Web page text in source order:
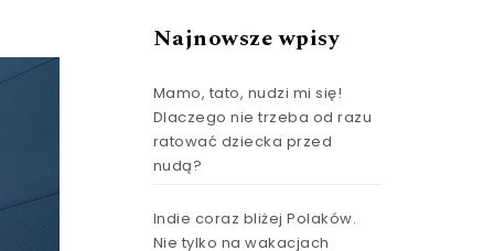
Najnowsze wpisy
Mamo, tato, nudzi mi się!
Dlaczego nie trzeba od razu
ratować dziecka przed
nudą?
Indie coraz bliżej Polaków.
Nie tylko na wakacjach